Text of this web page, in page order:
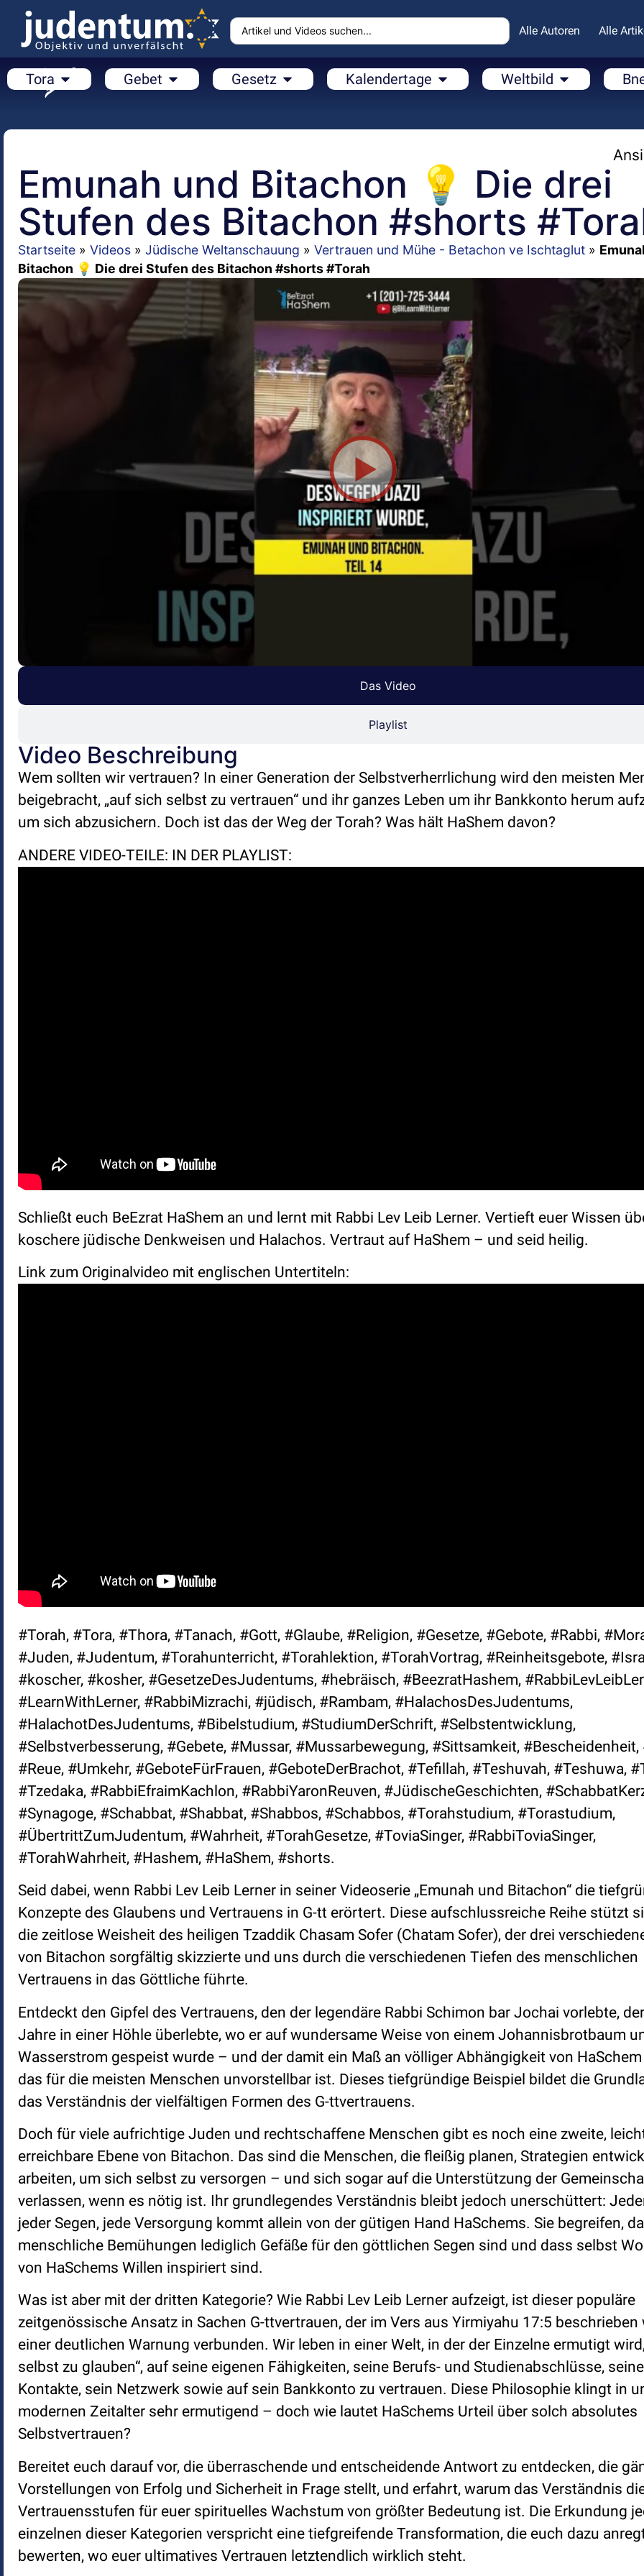
Alle Autoren Alle
Tora Gebet Gesetz Kalendertage Weltbild
Emunah und Bitachon 💡 Die drei
Stufen des Bitachon #shorts
Startseite » Videos » Jüdische Weltanschauung » Vertrauen und Mühe - Betachon ve Ischtaglut »
Bitachon 💡 Die drei Stufen des Bitachon #shorts #Тоrah
Das Video
Playlist
Video Beschreibung
Wem sollten wir vertrauen? In einer Generation der Selbstverherrlichung wird den meisten
beigebracht, „auf sich selbst zu vertrauen“ und ihr ganzes Leben um ihr Bankkonto herum
um sich abzusichern. Doch ist das der Weg der Torah? Was hält HaShem davon?
ANDERE VIDEO-TEILE: IN DER PLAYLIST:
Schließt euch BeEzrat HaShem an und lernt mit Rabbi Lev Leib Lerner. Vertieft euer Wissen
koschere jüdische Denkweisen und Halachos. Vertraut auf HaShem – und seid heilig.
Link zum Originalvideo mit englischen Untertiteln:
#Torah, #Tora, #Thora, #Tanach, #Gott, #Glaube, #Religion, #Gesetze, #Gebote, #Rabbi,
#Juden, #Judentum, #Torahunterricht, #Torahlektion, #TorahVortrag, #Reinheitsgebote,
#koscher, #kosher, #GesetzeDesJudentums, #hebräisch, #BeezratHashem,
#LearnWithLerner, #RabbiMizrachi, #jüdisch, #Rambam, #HalachosDesJudentums,
#HalachotDesJudentums, #Bibelstudium, #StudiumDerSchrift, #Selbstentwicklung,
#Selbstverbesserung, #Gebete, #Mussar, #Mussarbewegung, #Sittsamkeit, #Bescheidenheit,
#Reue, #Umkehr, #GeboteFürFrauen, #GeboteDerBrachot, #Tefillah, #Teshuvah, #Teshuwa,
#Tzedaka, #RabbiEfraimKachlon, #RabbiYaronReuven, #JüdischeGeschichten,
#Synagoge, #Schabbat, #Shabbat, #Shabbos, #Schabbos, #Torahstudium, #Torastudium,
#ÜbertrittZumJudentum, #Wahrheit, #TorahGesetze, #ToviaSinger, #RabbiToviaSinger,
#TorahWahrheit, #Hashem, #HaShem, #shorts.
Seid dabei, wenn Rabbi Lev Leib Lerner in seiner Videoserie „Emunah und Bitachon“ die
Konzepte des Glaubens und Vertrauens in G-tt erörtert. Diese aufschlussreiche Reihe stützt
die zeitlose Weisheit des heiligen Tzaddik Chasam Sofer (Chatam Sofer), der drei
von Bitachon sorgfältig skizzierte und uns durch die verschiedenen Tiefen des menschlichen
Vertrauens in das Göttliche führte.
Entdeckt den Gipfel des Vertrauens, den der legendäre Rabbi Schimon bar Jochai vorlebte,
Jahre in einer Höhle überlebte, wo er auf wundersame Weise von einem Johannisbrotbaum
Wasserstrom gespeist wurde – und der damit ein Maß an völliger Abhängigkeit von
das für die meisten Menschen unvorstellbar ist. Dieses tiefgründige Beispiel bildet die
das Verständnis der vielfältigen Formen des G-ttvertrauens.
Doch für viele aufrichtige Juden und rechtschaffene Menschen gibt es noch eine zweite,
erreichbare Ebene von Bitachon. Das sind die Menschen, die fleißig planen, Strategien
arbeiten, um sich selbst zu versorgen – und sich sogar auf die Unterstützung der
verlassen, wenn es nötig ist. Ihr grundlegendes Verständnis bleibt jedoch unerschüttert:
jeder Segen, jede Versorgung kommt allein von der gütigen Hand HaSchems. Sie begreifen,
menschliche Bemühungen lediglich Gefäße für den göttlichen Segen sind und dass selbst
von HaSchems Willen inspiriert sind.
Was ist aber mit der dritten Kategorie? Wie Rabbi Lev Leib Lerner aufzeigt, ist dieser populäre
zeitgenössische Ansatz in Sachen G-ttvertrauen, der im Vers aus Yirmiyahu 17:5 beschrieben
einer deutlichen Warnung verbunden. Wir leben in einer Welt, in der der Einzelne ermutigt
selbst zu glauben“, auf seine eigenen Fähigkeiten, seine Berufs- und Studienabschlüsse, seine
Kontakte, sein Netzwerk sowie auf sein Bankkonto zu vertrauen. Diese Philosophie klingt in
modernen Zeitalter sehr ermutigend – doch wie lautet HaSchems Urteil über solch absolutes
Selbstvertrauen?
Bereitet euch darauf vor, die überraschende und entscheidende Antwort zu entdecken, die
Vorstellungen von Erfolg und Sicherheit in Frage stellt, und erfahrt, warum das Verständnis
Vertrauensstufen für euer spirituelles Wachstum von größter Bedeutung ist. Die Erkundung
einzelnen dieser Kategorien verspricht eine tiefgreifende Transformation, die euch dazu
bewerten, wo euer ultimatives Vertrauen letztendlich wirklich steht.